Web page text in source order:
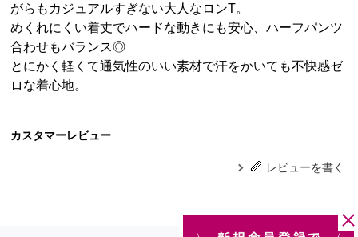
がらもカジュアルすぎない大人なロンT。
めくれにくい着丈でハードな動きにも安心、ハーフパンツ
合わせもバランス◎
とにかく軽くて通気性のいい素材で汗をかいても不快感ゼ
ロな着心地。
カスタマーレビュー
レビューを書く